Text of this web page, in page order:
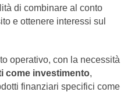
di combinare al conto
e ottenere interessi sul
operativo, con la necessità
come investimento,
finanziari specifici come